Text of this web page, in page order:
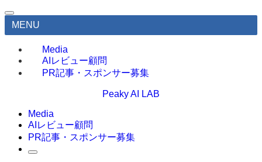
MENU
Media
AIレビュー顧問
PR記事・スポンサー募集
Peaky AI LAB
Media
AIレビュー顧問
PR記事・スポンサー募集